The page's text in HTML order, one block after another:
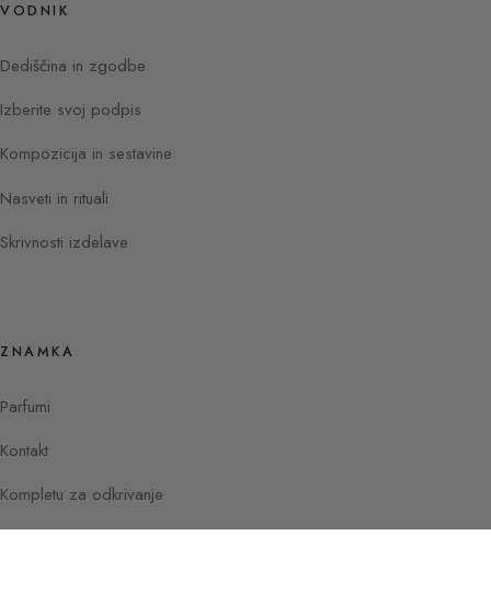
VODNIK
Dediščina in zgodbe
Izberite svoj podpis
Kompozicija in sestavine
Nasveti in rituali
Skrivnosti izdelave
ZNAMKA
Parfumi
Kontakt
Kompletu za odkrivanje